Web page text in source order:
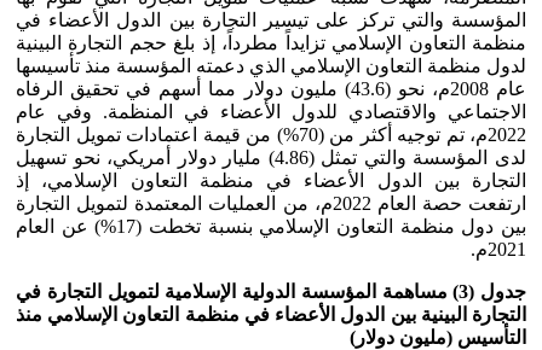
المؤسسة والتي تركز على تيسير التجارة بين الدول الأعضاء في
منظمة التعاون الإسلامي تزايداً مطرداً، إذ بلغ حجم التجارة البينية
لدول منظمة التعاون الإسلامي الذي دعمته المؤسسة منذ تأسيسها
عام 2008م، نحو (43.6) مليون دولار مما أسهم في تحقيق الرفاه
الاجتماعي والاقتصادي للدول الأعضاء في المنظمة. وفي عام
2022م، تم توجيه أكثر من (70%) من قيمة اعتمادات تمويل التجارة
لدى المؤسسة والتي تمثل (4.86) مليار دولار أمريكي، نحو تسهيل
التجارة بين الدول الأعضاء في منظمة التعاون الإسلامي، إذ
ارتفعت حصة العام 2022م، من العمليات المعتمدة لتمويل التجارة
بين دول منظمة التعاون الإسلامي بنسبة تخطت (17%) عن العام
2021م.
جدول (3) مساهمة المؤسسة الدولية الإسلامية لتمويل التجارة في
التجارة البينية بين الدول الأعضاء في منظمة التعاون الإسلامي منذ
التأسيس (مليون دولار)